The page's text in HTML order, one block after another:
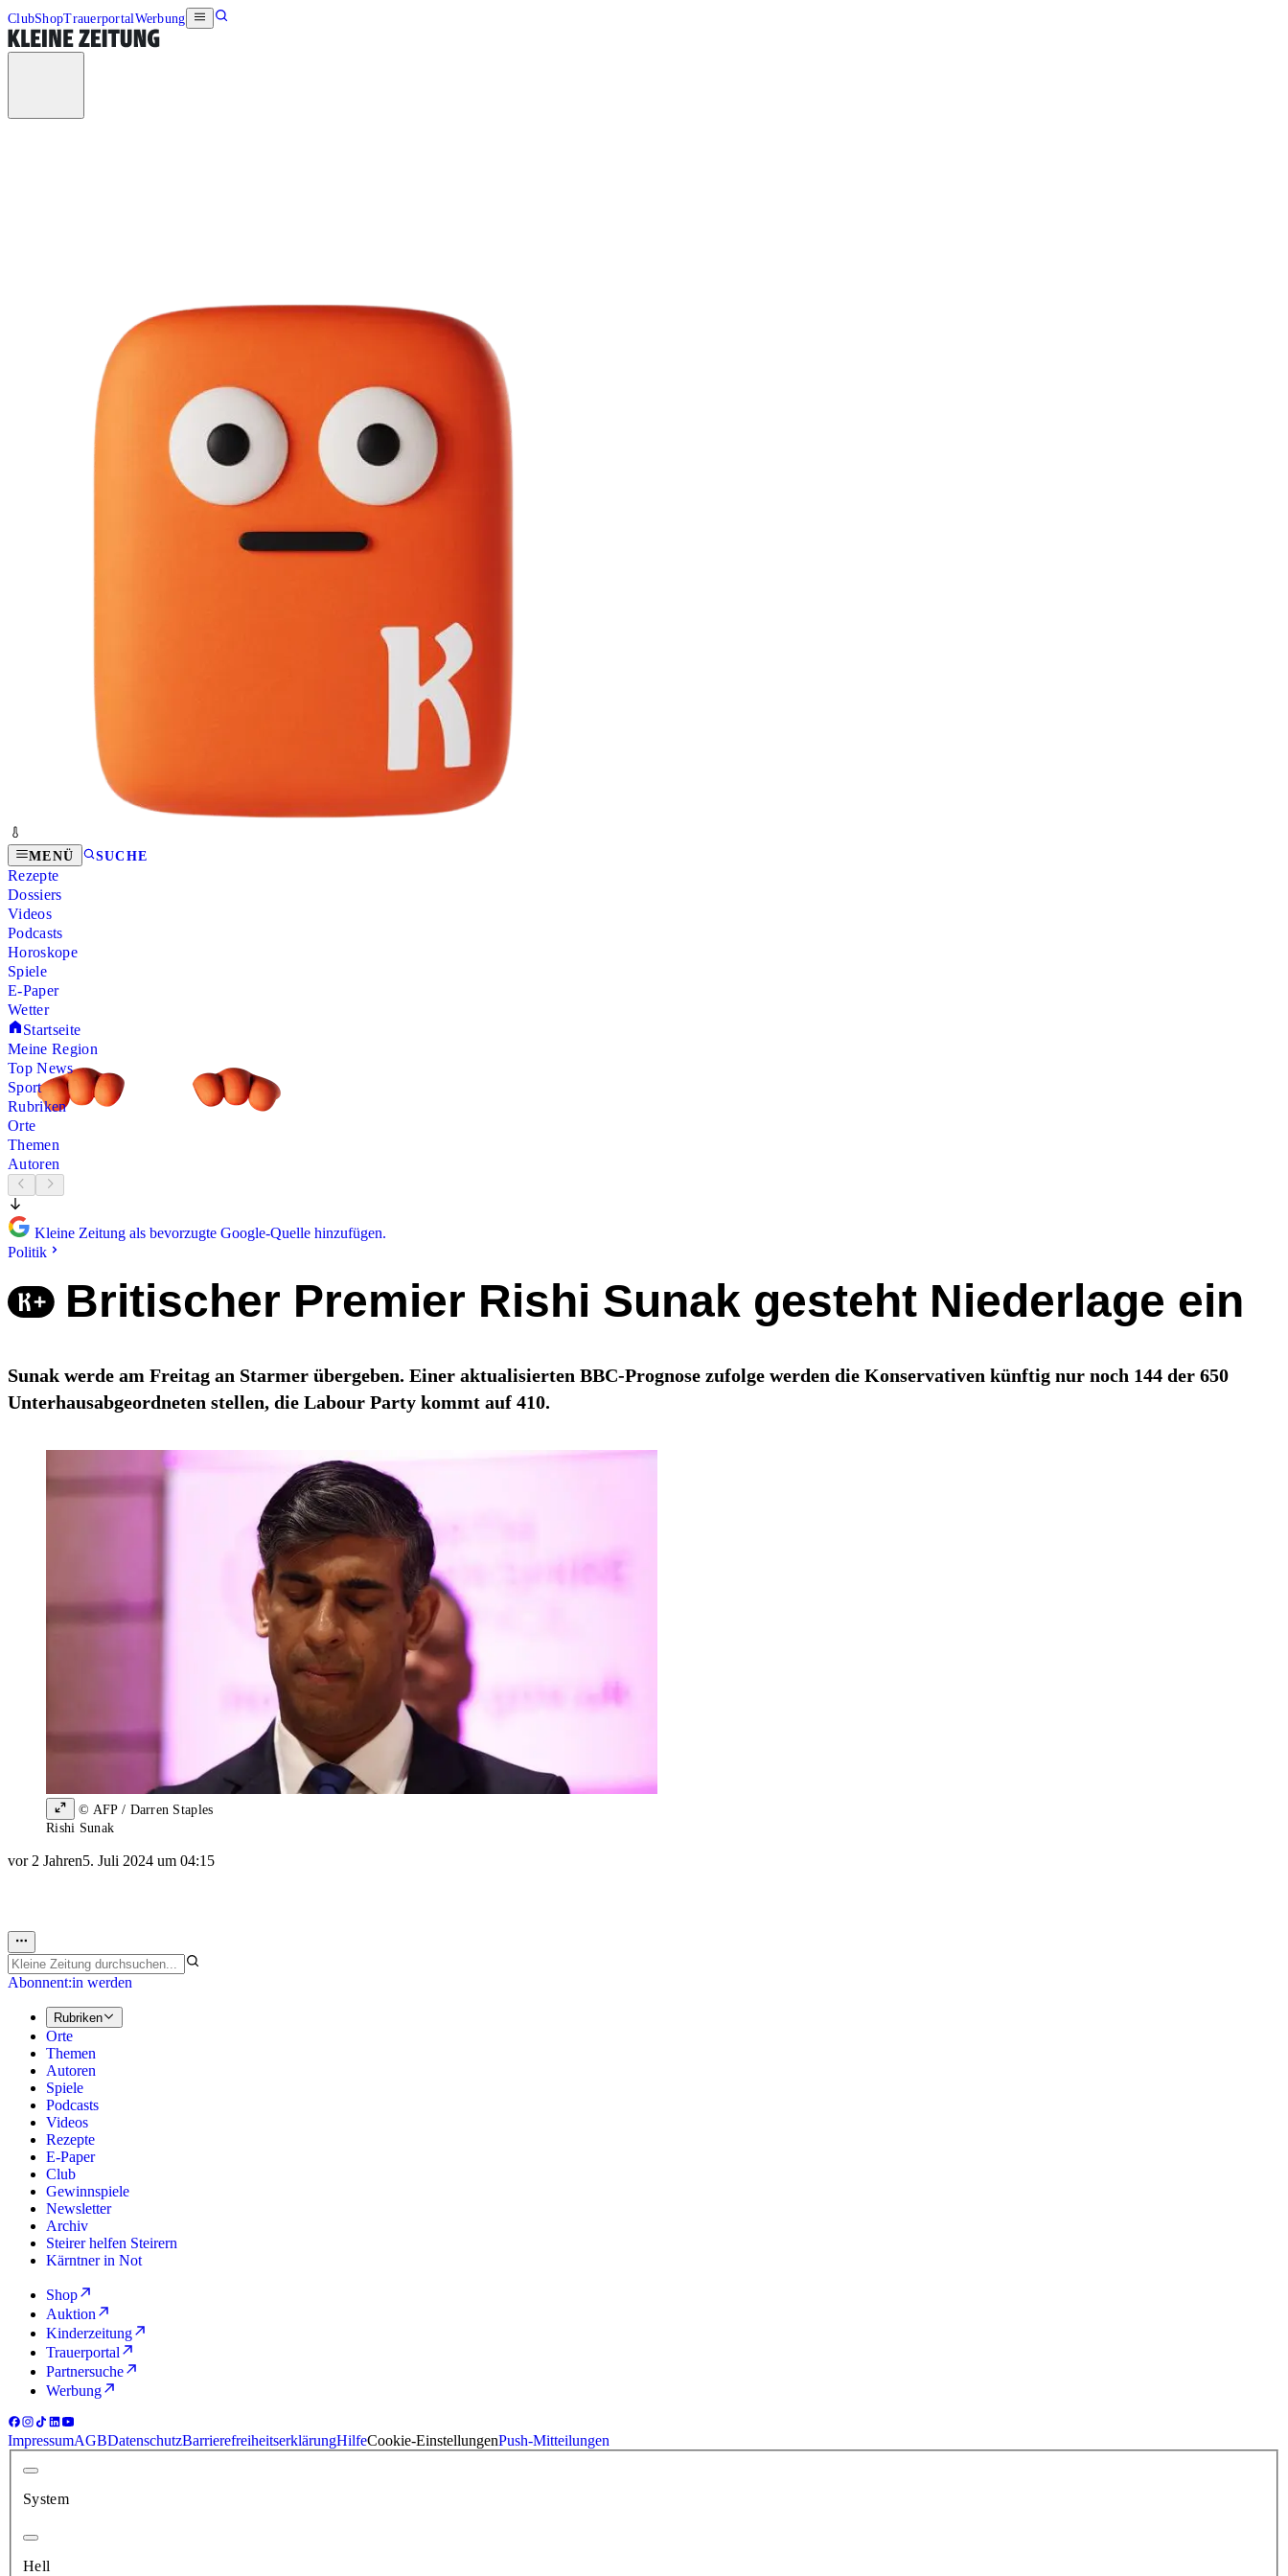
ClubShopTrauerportalWerbung
MENÜ SUCHE
Rezepte
Dossiers
Videos
Podcasts
Horoskope
Spiele
E-Paper
Wetter
Startseite
Meine Region
Top News
Sport
Rubriken
Orte
Themen
Autoren
Kleine Zeitung als bevorzugte Google-Quelle hinzufügen.
Politik
Britischer Premier Rishi Sunak gesteht Niederlage ein
Sunak werde am Freitag an Starmer übergeben. Einer aktualisierten BBC-Prognose zufolge werden die Konservativen künftig nur noch 144 der 650
Unterhausabgeordneten stellen, die Labour Party kommt auf 410.
© AFP / Darren Staples
Rishi Sunak
vor 2 Jahren5. Juli 2024 um 04:15
Abonnent:in werden
Rubriken
Orte
Themen
Autoren
Spiele
Podcasts
Videos
Rezepte
E-Paper
Club
Gewinnspiele
Newsletter
Archiv
Steirer helfen Steirern
Kärntner in Not
Shop
Auktion
Kinderzeitung
Trauerportal
Partnersuche
Werbung
ImpressumAGBDatenschutzBarrierefreiheitserklärungHilfeCookie-EinstellungenPush-Mitteilungen
System
Hell